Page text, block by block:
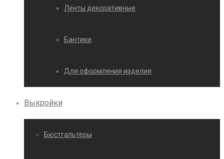
Ленты декоративные
Бантики
Для оформления изделия
Выкройки
Бюстгальтеры